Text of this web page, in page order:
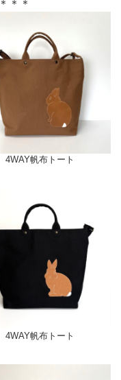
＊＊＊
4WAY帆布トート
4WAY帆布トート